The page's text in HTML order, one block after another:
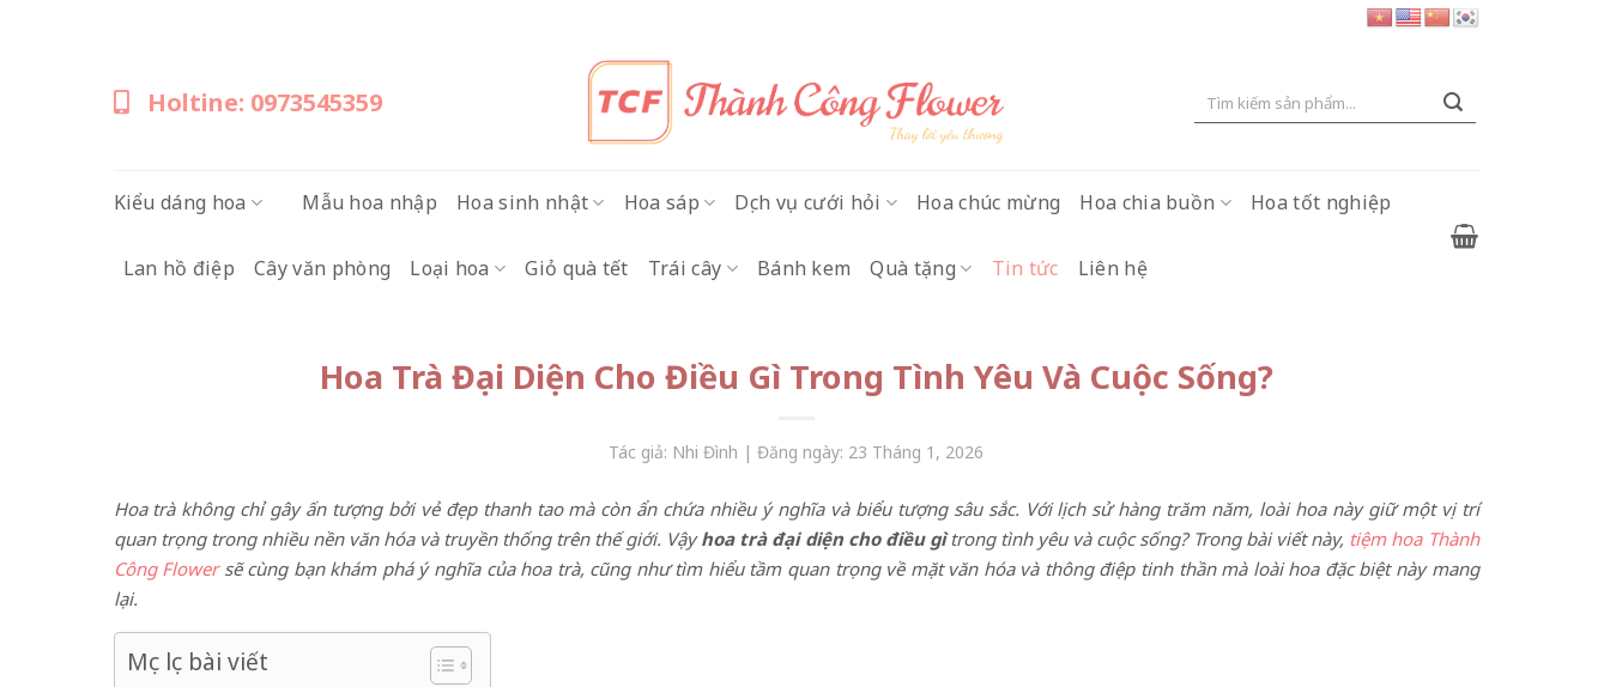
Holtine: 0973545359
Tìm
Kiểu dáng hoa Mẫu hoa nhập Hoa sinh nhật Hoa sáp Dịch vụ cưới hỏi Hoa chúc mừng Hoa chia buồn Hoa tốt nghiệp
Lan hồ điệp Cây văn phòng Loại hoa Giỏ quà tết Trái cây Bánh kem Quà tặng Tin tức Liên hệ
Hoa Trà Đại Diện Cho Điều Gì Trong Tình Yêu Và Cuộc Sống?
Tác giả: Nhi Đình | Đăng ngày: 23 Tháng 1, 2026
Hoa trà không chỉ gây ấn tượng bởi vẻ đẹp thanh tao mà còn ẩn chứa nhiều ý nghĩa và biểu tượng sâu sắc. Với lịch sử hàng trăm năm, loài hoa này giữ một vị trí
quan trọng trong nhiều nền văn hóa và truyền thống trên thế giới. Vậyhoa trà đại diện cho điều gìtrong tình yêu và cuộc sống? Trong bài viết này, tiệm hoa Thành
Công Flower sẽ cùng bạn khám phá ý nghĩa của hoa trà, cũng như tìm hiểu tầm quan trọng về mặt văn hóa và thông điệp tinh thần mà loài hoa đặc biệt này mang
lại.
Mục lục bài viết